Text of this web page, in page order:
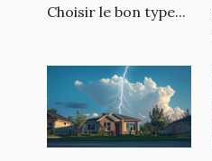
Choisir le bon type...